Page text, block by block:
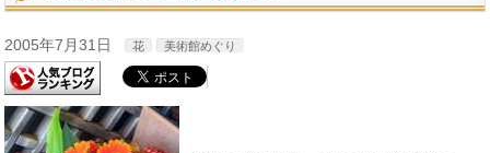
2005年7月31日 花 美術館めぐり